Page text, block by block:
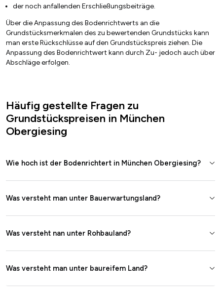
der noch anfallenden Erschließungsbeiträge.
Über die Anpassung des Bodenrichtwerts an die
Grundstücksmerkmalen des zu bewertenden Grundstücks kann
man erste Rückschlüsse auf den Grundstückspreis ziehen. Die
Anpassung des Bodenrichtwert kann durch Zu- jedoch auch über
Abschläge erfolgen.
Häufig gestellte Fragen zu
Grundstückspreisen in München
Obergiesing
Wie hoch ist der Bodenrichtert in München Obergiesing?
Was versteht man unter Bauerwartungsland?
Was versteht nan unter Rohbauland?
Was versteht man unter baureifem Land?